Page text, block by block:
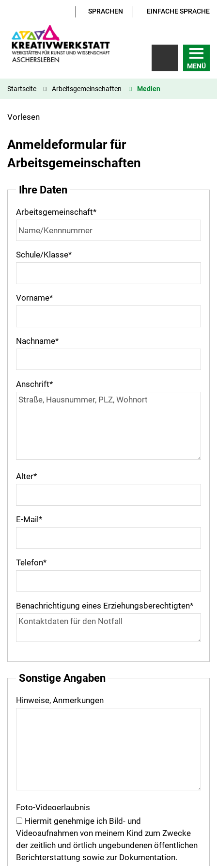
SPRACHEN EINFACHE SPRACHE
MENÜ
Startseite Arbeitsgemeinschaften Medien
Vorlesen
Anmeldeformular für
Arbeitsgemeinschaften
Ihre Daten
Arbeitsgemeinschaft*
Schule/Klasse*
Vorname*
Nachname*
Anschrift*
Alter*
E-Mail *
Telefon*
Benachrichtigung eines Erziehungsberechtigten*
Sonstige Angaben
Hinweise, Anmerkungen
Foto-Videoerlaubnis
Hiermit genehmige ich Bild- und
Videoaufnahmen von meinem Kind zum Zwecke
der zeitlich und örtlich ungebundenen öffentlichen
Berichterstattung sowie zur Dokumentation.